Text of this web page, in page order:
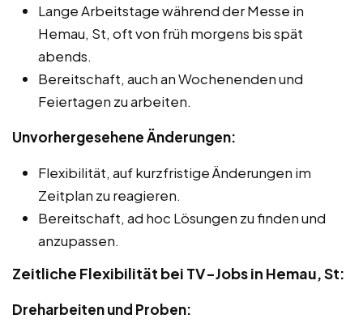
Lange Arbeitstage während der Messe in
Hemau, St, oft von früh morgens bis spät
abends.
Bereitschaft, auch an Wochenenden und
Feiertagen zu arbeiten.
Unvorhergesehene Änderungen:
Flexibilität, auf kurzfristige Änderungen im
Zeitplan zu reagieren.
Bereitschaft, ad hoc Lösungen zu finden und
anzupassen.
Zeitliche Flexibilität bei TV-Jobs in Hemau, St:
Dreharbeiten und Proben: